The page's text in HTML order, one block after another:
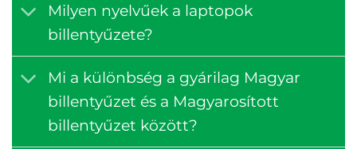
Milyen nyelvűek a laptopok
billentyűzete?
Mi a különbség a gyárilag Magyar
billentyűzet és a Magyarosított
billentyűzet között?